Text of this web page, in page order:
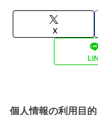
X
個人情報の利用目的